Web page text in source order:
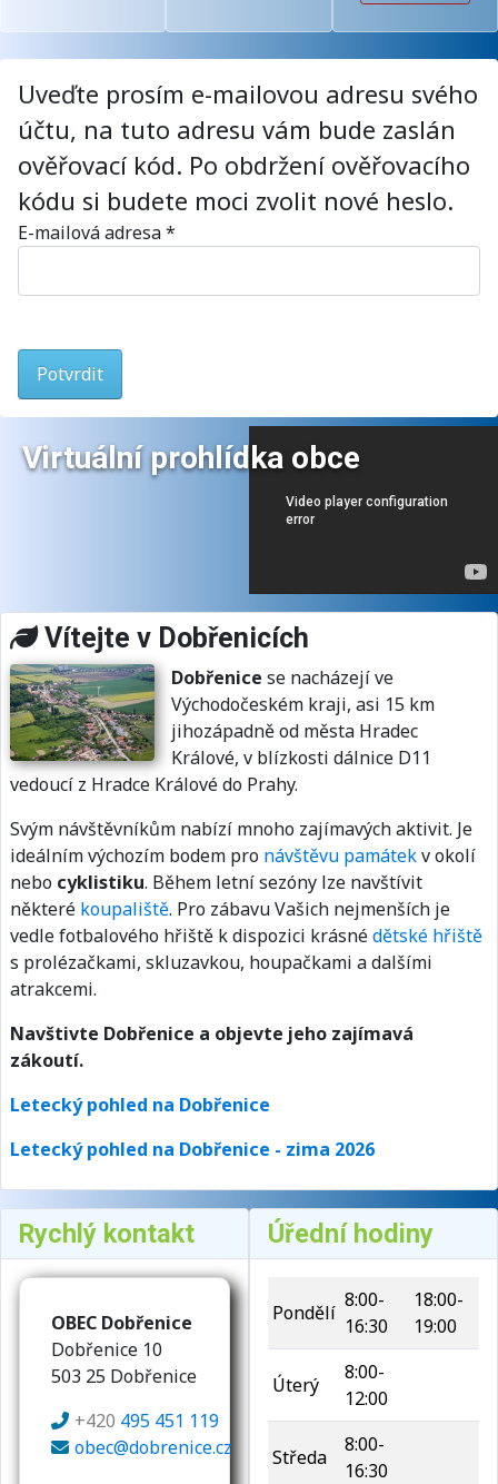
ního
úřad
u
enice
tva
obce
Uveďte prosím e-mailovou adresu svého
účtu, na tuto adresu vám bude zaslán
ověřovací kód. Po obdržení ověřovacího
kódu si budete moci zvolit nové heslo.
E-mailová adresa*
Potvrdit
Virtuální prohlídka obce
Vítejte v Dobřenicích
Dobřenice se nacházejí ve
Východočeském kraji, asi 15 km
jihozápadně od města Hradec
Králové, v blízkosti dálnice D11
vedoucí z Hradce Králové do Prahy.
Svým návštěvníkům nabízí mnoho zajímavých aktivit. Je
ideálním výchozím bodem pro návštěvu památekv okolí
nebo cyklistiku. Během letní sezóny lze navštívit
některé koupaliště. Pro zábavu Vašich nejmenších je
vedle fotbalového hřiště k dispozici krásnédětské hřiště
s prolézačkami, skluzavkou, houpačkami a dalšími
atrakcemi.
Navštivte Dobřenice a objevte jeho zajímavá
zákoutí.
Letecký pohled na Dobřenice
Letecký pohled na Dobřenice - zima 2026
Rychlý kontakt
OBEC Dobřenice
Dobřenice 10
503 25 Dobřenice
+420 495 451 119
obec@dobrenice.cz
Úřední hodiny
Pondělí
8:00-
16:30
18:00-
19:00
Úterý
8:00-
12:00
Středa
8:00-
16:30